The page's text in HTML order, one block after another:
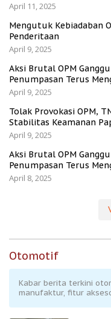
April 11, 2025
Mengutuk Kebiadaban
Penderitaan
April 9, 2025
Aksi Brutal OPM
Penumpasan Terus
April 9, 2025
Tolak Provokasi OPM,
Stabilitas Keamanan
April 9, 2025
Aksi Brutal OPM
Penumpasan Terus
April 8, 2025
Otomotif
Kabar berita terkini
manufaktur, fitur